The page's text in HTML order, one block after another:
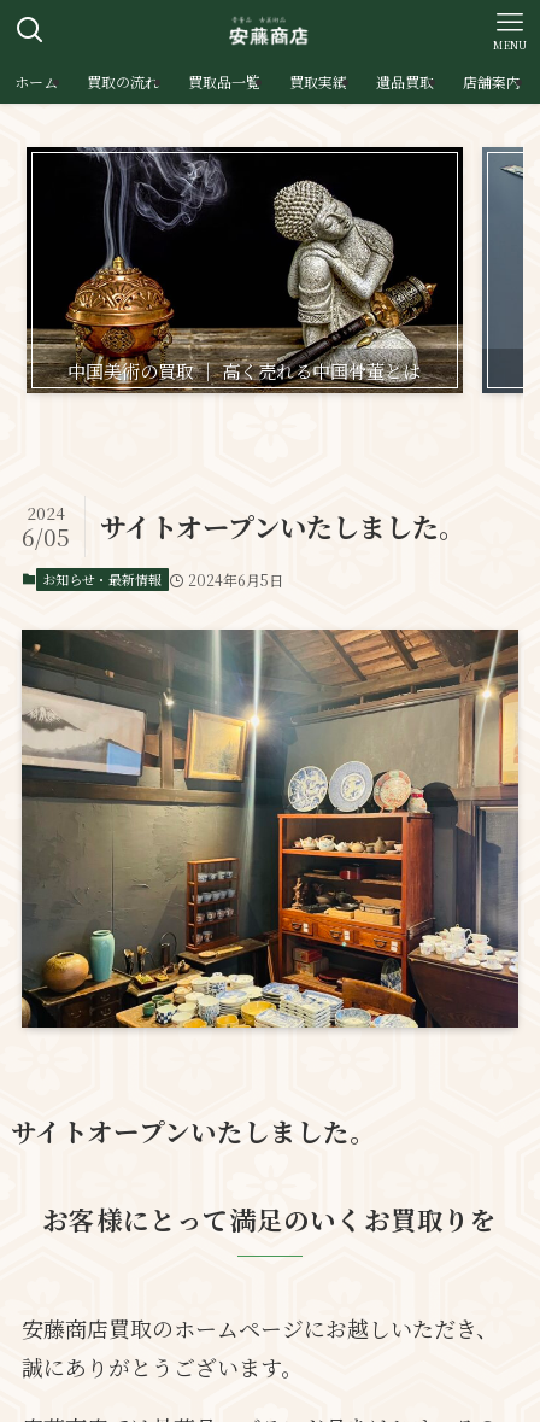
MENU
ホーム 買取の流れ 買取品一覧 買取実績 遺品買取 店舗案内
中国美術の買取 ｜ 高く売れる中国骨董とは
サイトオープンいたしました。
2024
6/05
お知らせ・最新情報 2024年6月5日
サイトオープンいたしました。
お客様にとって満足のいくお買取りを
安藤商店買取のホームページにお越しいただき、
誠にありがとうございます。